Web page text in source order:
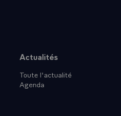
Plan du site
Actualités
Toute l'actualité
Agenda